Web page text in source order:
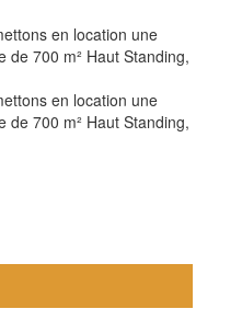
en location une
de 700 m² Haut Standing,
en location une
de 700 m² Haut Standing,